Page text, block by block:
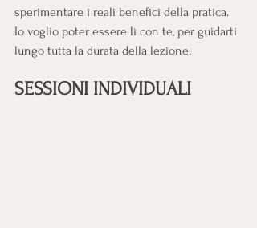
sperimentare i reali benefici della pratica.
﻿Io voglio poter essere lì con te, per guidarti
lungo tutta la durata della lezione.
SESSIONI INDIVIDUALI